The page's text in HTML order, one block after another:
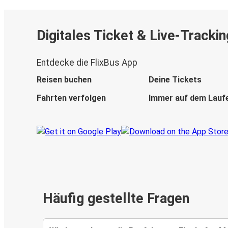
Digitales Ticket & Live-
Entdecke die FlixBus App
Reisen buchen
Deine Tickets
Fahrten verfolgen
Immer auf dem
Häufig gestellte Fragen